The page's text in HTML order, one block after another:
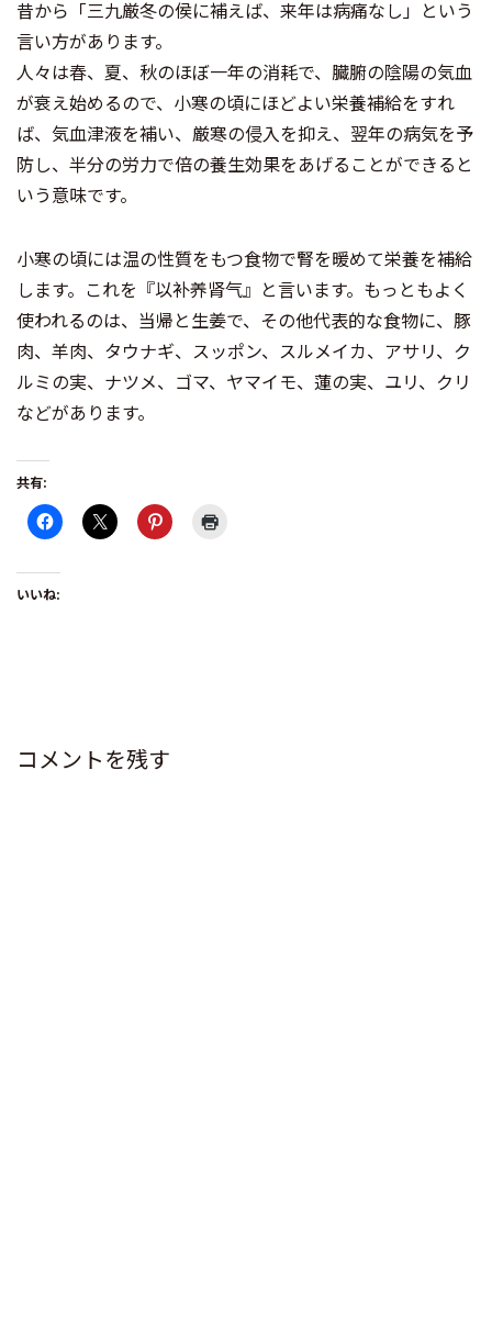
昔から「三九厳冬の侯に補えば、来年は病痛なし」という
言い方があります。
人々は春、夏、秋のほぼ一年の消耗で、臓腑の陰陽の気血
が衰え始めるので、小寒の頃にほどよい栄養補給をすれ
ば、気血津液を補い、厳寒の侵入を抑え、翌年の病気を予
防し、半分の労力で倍の養生効果をあげることができると
いう意味です。
小寒の頃には温の性質をもつ食物で腎を暖めて栄養を補給
します。これを『以补养肾气』と言います。もっともよく
使われるのは、当帰と生姜で、その他代表的な食物に、豚
肉、羊肉、タウナギ、スッポン、スルメイカ、アサリ、ク
ルミの実、ナツメ、ゴマ、ヤマイモ、蓮の実、ユリ、クリ
などがあります。
共有:
いいね:
コメントを残す